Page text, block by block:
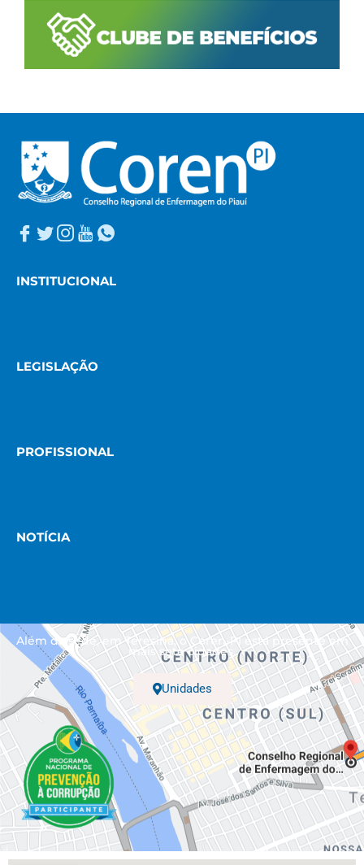
INSTITUCIONAL
LEGISLAÇÃO
PROFISSIONAL
NOTÍCIA
Além da sede, em Teresina, o Coren-PI está presente em
mais sete cidades.
Unidades